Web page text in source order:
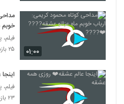
۰۱:۰۰
۲۵ بازدید
۲۳ بازدید